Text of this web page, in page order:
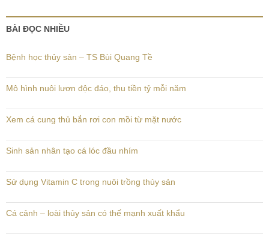
BÀI ĐỌC NHIỀU
Bệnh học thủy sản – TS Bùi Quang Tề
Mô hình nuôi lươn độc đáo, thu tiền tỷ mỗi năm
Xem cá cung thủ bắn rơi con mồi từ mặt nước
Sinh sản nhân tạo cá lóc đầu nhím
Sử dụng Vitamin C trong nuôi trồng thủy sản
Cá cảnh – loài thủy sản có thế mạnh xuất khẩu